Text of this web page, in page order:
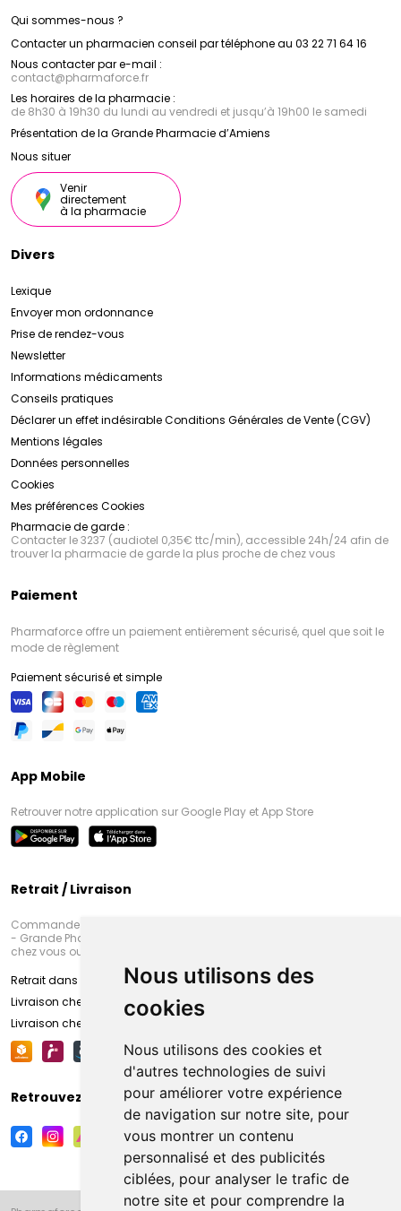
Nous utilisons des
cookies
Nous utilisons des cookies et
d'autres technologies de suivi
pour améliorer votre expérience
de navigation sur notre site, pour
vous montrer un contenu
personnalisé et des publicités
ciblées, pour analyser le trafic de
notre site et pour comprendre la
Qui sommes-nous ?
Contacter un pharmacien conseil par téléphone au 03 22 71 64 16
Nous contacter par e-mail :
contact@pharmaforce.fr
Les horaires de la pharmacie :
de 8h30 à 19h30 du lundi au vendredi et jusqu’à 19h00 le samedi
Présentation de la Grande Pharmacie d’Amiens
Nous situer
Venir
directement
à la pharmacie
Divers
Lexique
Envoyer mon ordonnance
Prise de rendez-vous
Newsletter
Informations médicaments
Conseils pratiques
Déclarer un effet indésirableConditions Générales de Vente (CGV)
Mentions légales
Données personnelles
Cookies
Mes préférences Cookies
Pharmacie de garde :
Contacter le 3237 (audiotel 0,35€ ttc/min), accessible 24h/24 afin de
trouver la pharmacie de garde la plus proche de chez vous
Paiement
Pharmaforce offre un paiement entièrement sécurisé, quel que soit le
mode de règlement
Paiement sécurisé et simple
App Mobile
Retrouver notre application sur Google Play et App Store
Retrait / Livraison
Commandez en ligne et venez chercher votre commande à Amiens
- Grande Pharmacie d’Amiens (Fachon) ou recevez-là rapidement
chez vous ou en point retrait
Retrait dans la pharmacie d’Amiens
Livraison chez vous
Livraison chez votre commerçant
Retrouvez-nous sur vos réseaux sociaux